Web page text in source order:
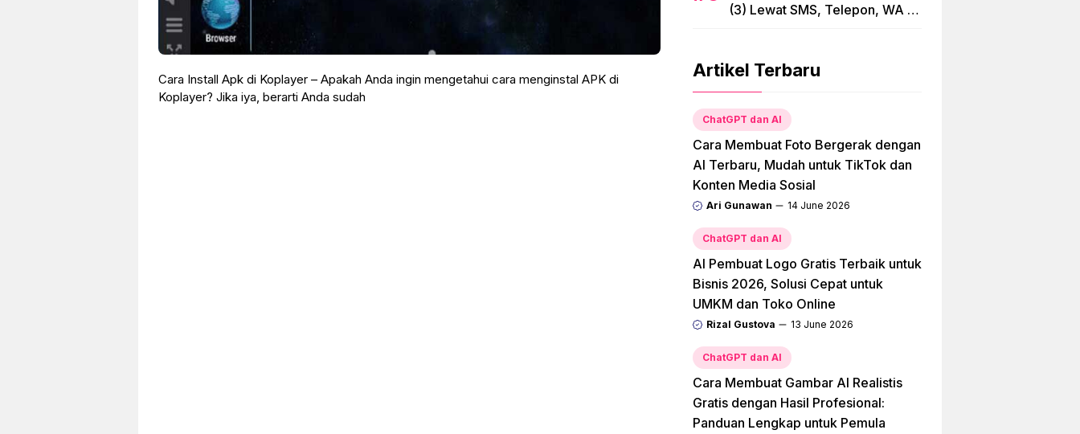
Cara Install Apk di Koplayer – Apakah Anda ingin mengetahui cara menginstal APK di
Koplayer? Jika iya, berarti Anda sudah
(3) Lewat SMS, Telepon, WA &
Artikel Terbaru
ChatGPT dan AI
Cara Membuat Foto Bergerak dengan
AI Terbaru, Mudah untuk TikTok dan
Konten Media Sosial
Ari Gunawan 14 June 2026
ChatGPT dan AI
AI Pembuat Logo Gratis Terbaik untuk
Bisnis 2026, Solusi Cepat untuk
UMKM dan Toko Online
Rizal Gustova 13 June 2026
ChatGPT dan AI
Cara Membuat Gambar AI Realistis
Gratis dengan Hasil Profesional:
Panduan Lengkap untuk Pemula